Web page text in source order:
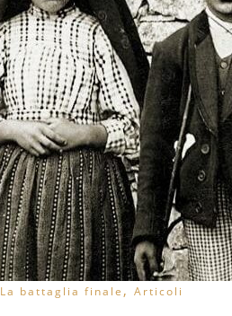
La battaglia finale , Articoli